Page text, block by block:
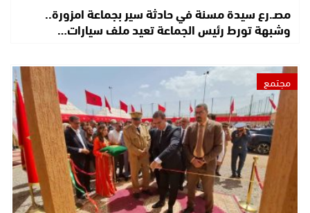
مصـ.رع سيدة مسنة في حادثة سير بجماعة امزورة..
وشبهة تورط رئيس الجماعة تعيد ملف سيارات…
مجتمع